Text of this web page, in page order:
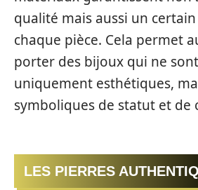
qualité mais aussi un
chaque pièce. Cela permet
porter des bijoux qui ne
uniquement esthétiques,
symboliques de statut et de
LES PIERRES